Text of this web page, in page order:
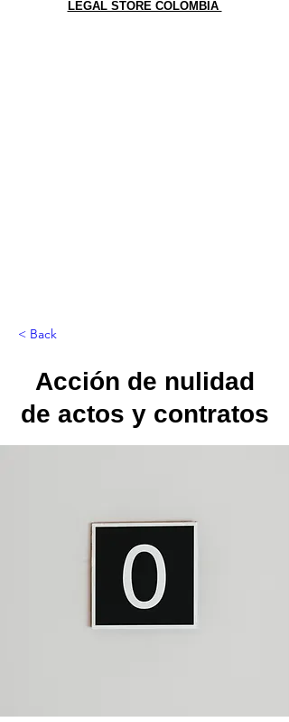
LEGAL STORE COLOMBIA
< Back
Acción de nulidad
de actos y contratos